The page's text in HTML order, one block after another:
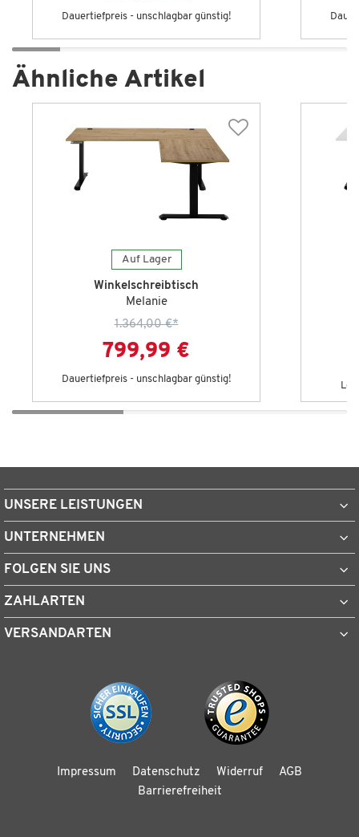
Dauertiefpreis - unschlagbar günstig!
Ähnliche Artikel
Auf Lager
Winkelschreibtisch
Melanie
1.364,00 €*
799,99 €
Dauertiefpreis - unschlagbar günstig!
UNSERE LEISTUNGEN
UNTERNEHMEN
FOLGEN SIE UNS
ZAHLARTEN
VERSANDARTEN
Impressum Datenschutz Widerruf
AGB
Barrierefreiheit